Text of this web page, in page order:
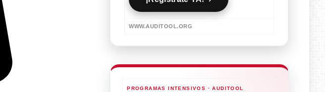
WWW.AUDITOOL.ORG
PROGRAMAS INTENSIVOS · AUDITOOL